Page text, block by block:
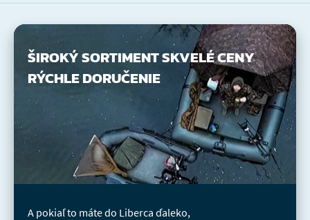
ŠIROKÝ SORTIMENTSKVELÉ CENY
RÝCHLE DORUČENIE
A pokiaľ to máte do Liberca ďaleko,